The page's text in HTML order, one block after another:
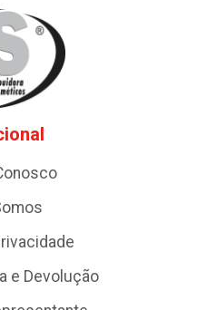
e Devolução